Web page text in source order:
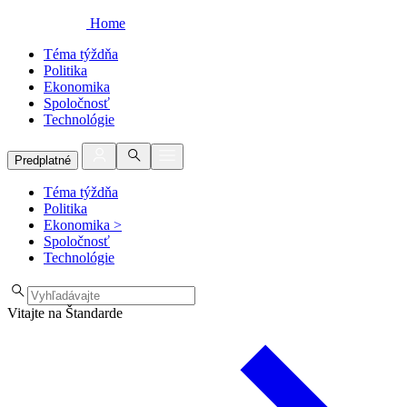
Home
Téma týždňa
Politika
Ekonomika
Spoločnosť
Technológie
Predplatné
Téma týždňa
Politika
Ekonomika >
Spoločnosť
Technológie
Vitajte na Štandarde